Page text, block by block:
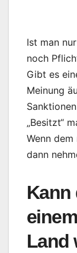
Ist man
noch
Gibt es
Meinung
„Besitzt“
Wenn
dann
Kann
Land